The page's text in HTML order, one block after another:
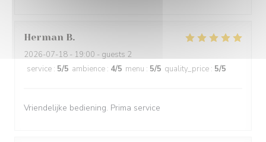
Herman B
2026-07-18 - 19:00 - guests 2
service : 5/5 ambience : 4/5 menu : 5/5 quality_price : 5/5
Vriendelijke bediening. Prima service